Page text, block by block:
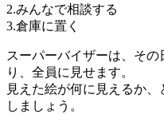
2.みんなで相談する
3.倉庫に置く
スーパーバイザーは、その
り、全員に見せます。
見えた絵が何に見えるか
しましょう。